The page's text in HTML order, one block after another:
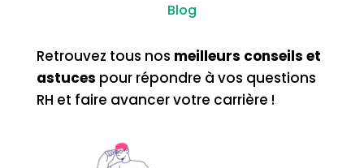
Blog
Retrouvez tous nos meilleurs conseils et
astuces pour répondre à vos questions
RH et faire avancer votre carrière !